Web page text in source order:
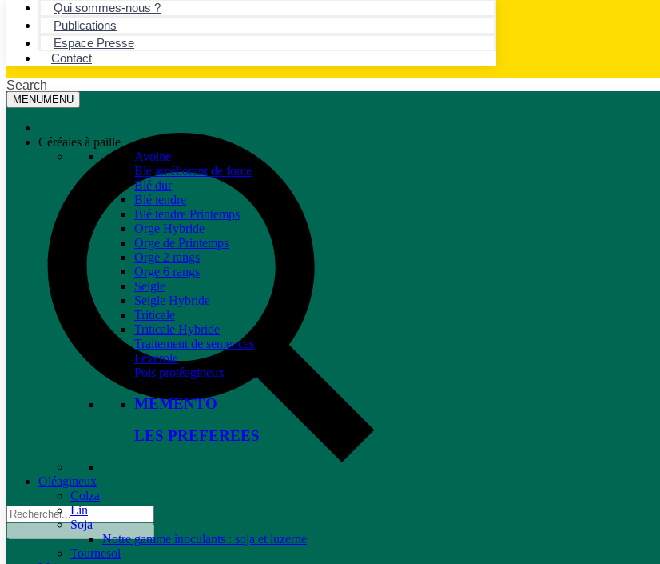
Qui sommes-nous ?
Publications
Espace Presse
Contact
Search
MENUMENU
Céréales à paille
Avoine
Blé améliorant de force
Blé dur
Blé tendre
Blé tendre Printemps
Orge Hybride
Orge de Printemps
Orge 2 rangs
Orge 6 rangs
Seigle
Seigle Hybride
Triticale
Triticale Hybride
Traitement de semences
Féverole
Pois protéagineux
MEMENTO
LES PREFEREES
Oléagineux
Colza
Lin
Soja
Notre gamme inoculants : soja et luzerne
Tournesol